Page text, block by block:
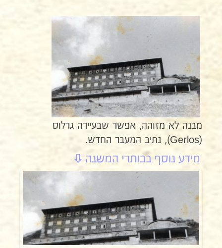
מבנה לא מזוהה, אפשר שבעיירה גרלוס
(Gerlos), נתיב המעבר החדש.